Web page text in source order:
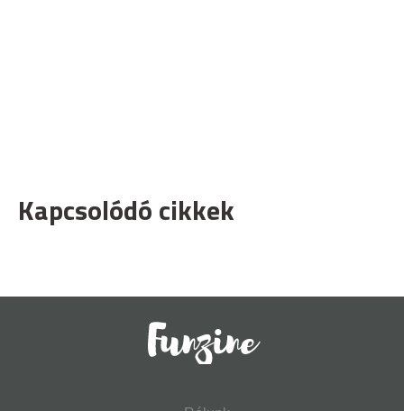
Kapcsolódó cikkek